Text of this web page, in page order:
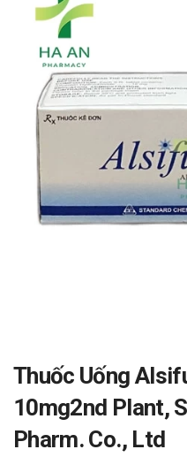
Thuốc Uống
10mg2nd Plant,
Pharm. Co., Ltd